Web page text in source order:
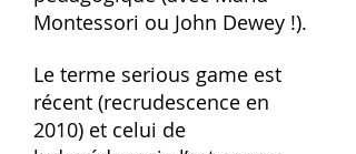
Montessori ou John Dewey !).
Le terme serious game est
récent (recrudescence en
2010) et celui de